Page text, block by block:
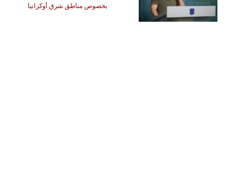
بخصوص مناطق شرق أوكرانيا